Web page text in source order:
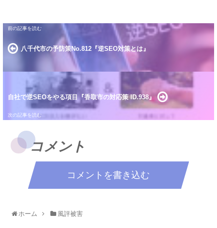
八千代市の予防策No.812『逆SEO対策とは』
自社で逆SEOをやる項目『香取市の対応策 ID.938』
コメント
コメントを書き込む
ホーム 風評被害